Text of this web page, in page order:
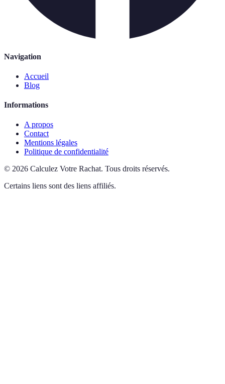
Navigation
Accueil
Blog
Informations
A propos
Contact
Mentions légales
Politique de confidentialité
© 2026 Calculez Votre Rachat. Tous droits réservés.
Certains liens sont des liens affiliés.